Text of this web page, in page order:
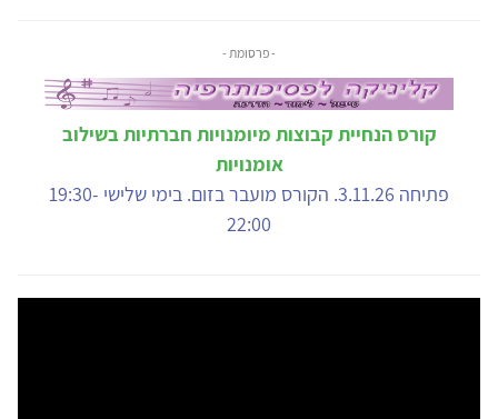
- פרסומת -
קורס הנחיית קבוצות מיומנויות חברתיות בשילוב
אומנויות
פתיחה 3.11.26. הקורס מועבר בזום. בימי שלישי 19:30-
22:00